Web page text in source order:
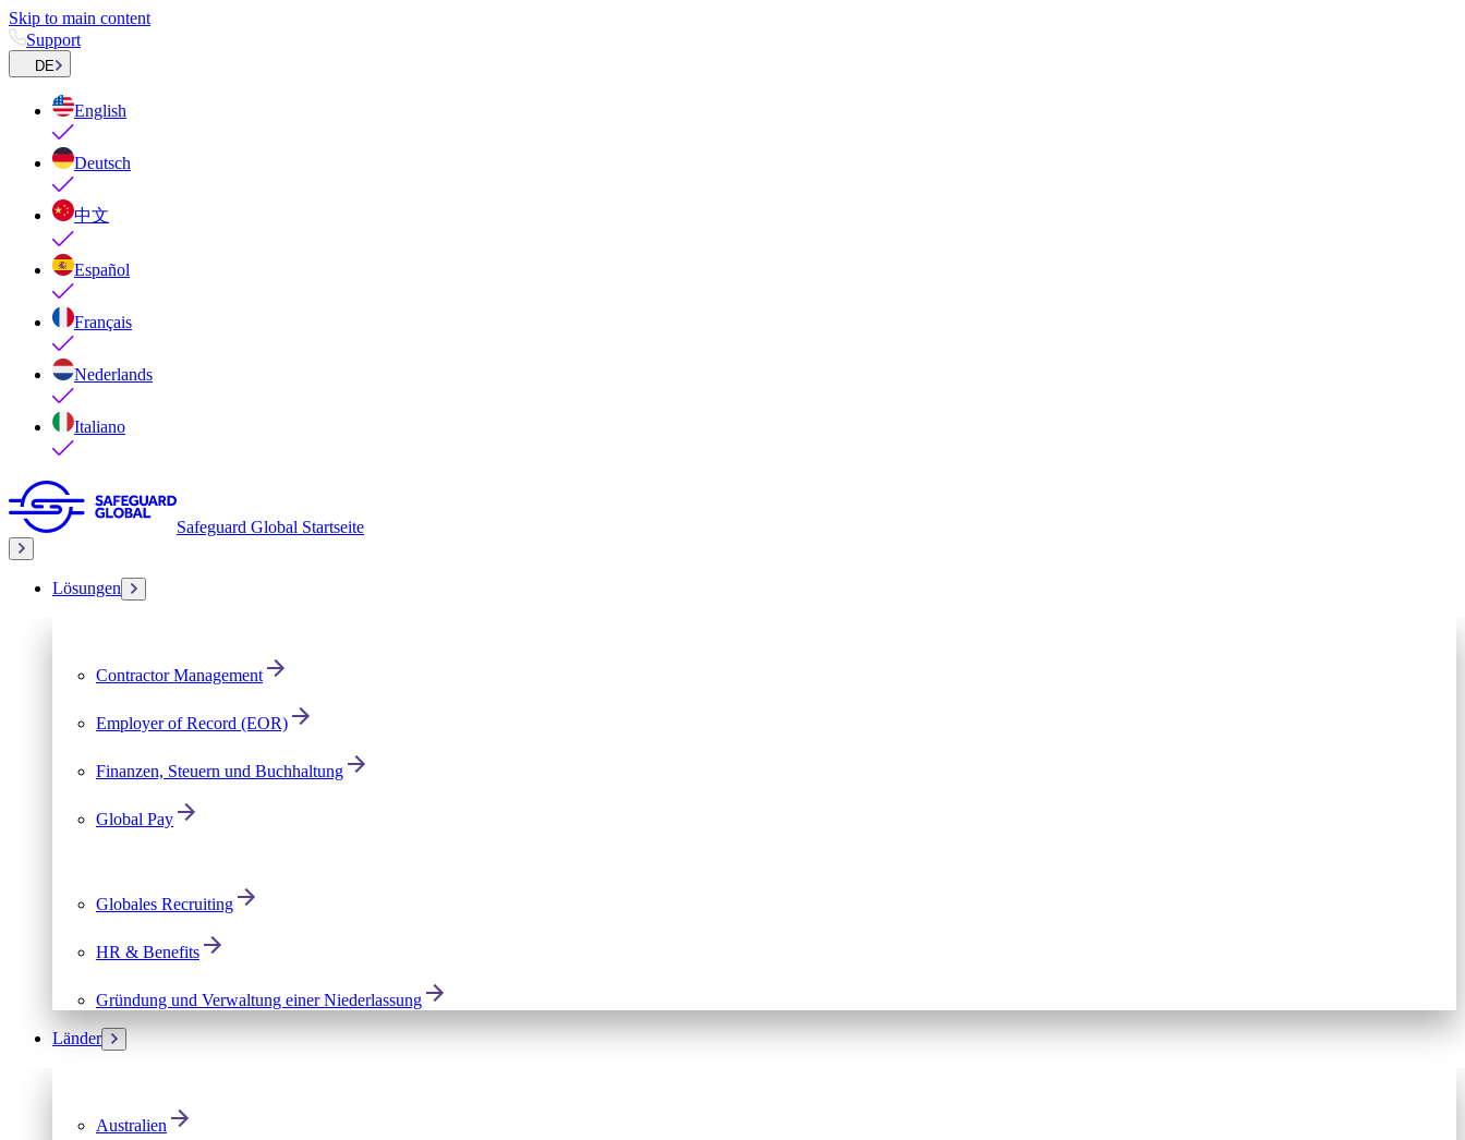
Skip to main content
Support
DE
English
Deutsch
中文
Español
Français
Nederlands
Italiano
Safeguard Global Startseite
Lösungen
Contractor Management
Employer of Record (EOR)
Finanzen, Steuern und Buchhaltung
Global Pay
Globales Recruiting
HR & Benefits
Gründung und Verwaltung einer Niederlassung
Länder
Australien